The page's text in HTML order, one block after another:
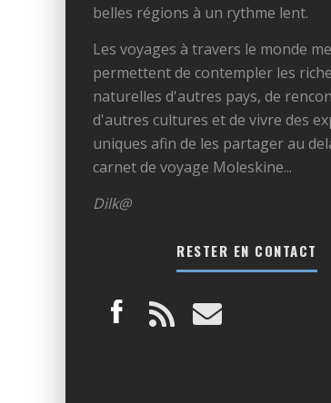
belles régions à un rythme lent.
Les voyages à travers le monde me
permettent de contempler les
naturelles d'autres pays, de
d'autres cultures et de vivre des
uniques afin de les partager au
carnet de voyage Moleskine...
Dilk@
RESTER EN CONTACT